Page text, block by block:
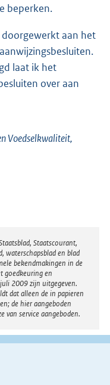
beperken.
aan het
laat ik het
over aan
Voedselkwaliteit,
Staatscourant,
waterschapsblad en blad
bekendmakingen in de
goedkeuring en
2009 zijn uitgegeven.
dat alleen de in papieren
de hier aangeboden
van service aangeboden.